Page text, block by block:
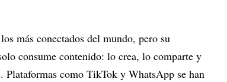
más conectados del mundo, pero su
consume contenido: lo crea, lo comparte y
Plataformas como TikTok y WhatsApp se han